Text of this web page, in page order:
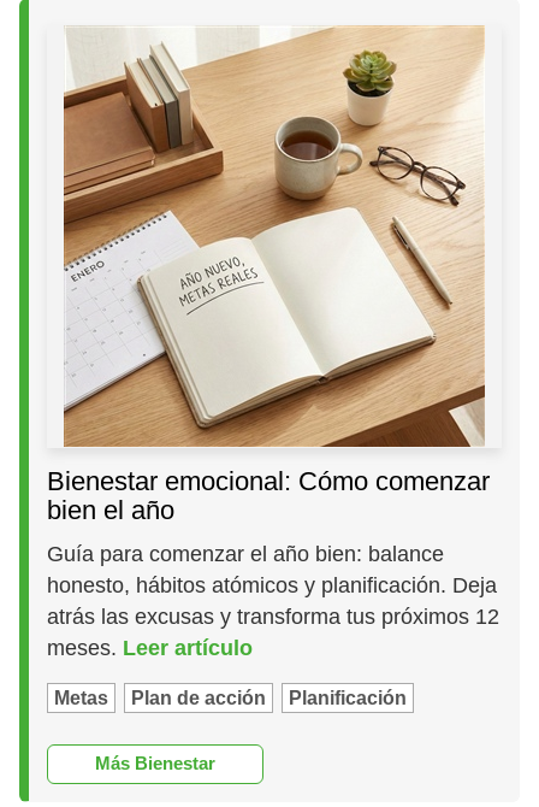
Bienestar emocional: Cómo comenzar
bien el año
Guía para comenzar el año bien: balance
honesto, hábitos atómicos y planificación. Deja
atrás las excusas y transforma tus próximos 12
meses. Leer artículo
Metas Plan de acción Planificación
Más Bienestar